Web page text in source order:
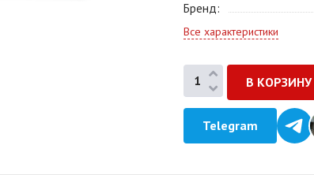
Бренд
Все характеристики
Telegram